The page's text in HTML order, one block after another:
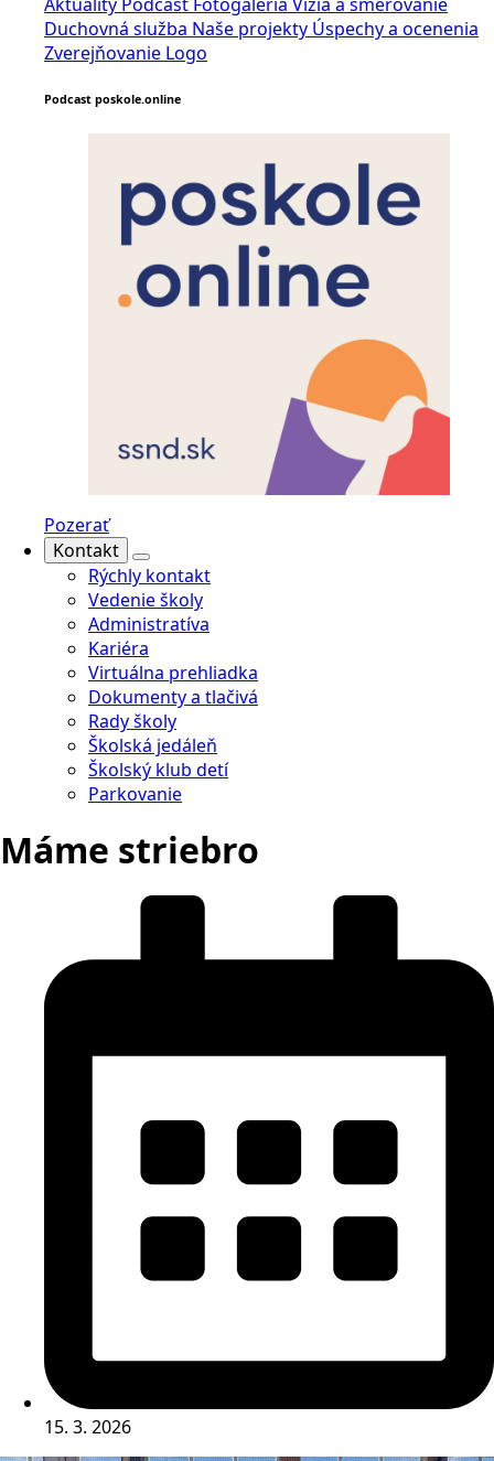
Duchovná služba Naše projekty Úspechy a ocenenia
Zverejňovanie Logo
Podcast poskole.online
Pozerať
Kontakt
Rýchly kontakt
Vedenie školy
Administratíva
Kariéra
Virtuálna prehliadka
Dokumenty a tlačivá
Rady školy
Školská jedáleň
Školský klub detí
Parkovanie
Máme striebro
15. 3. 2026